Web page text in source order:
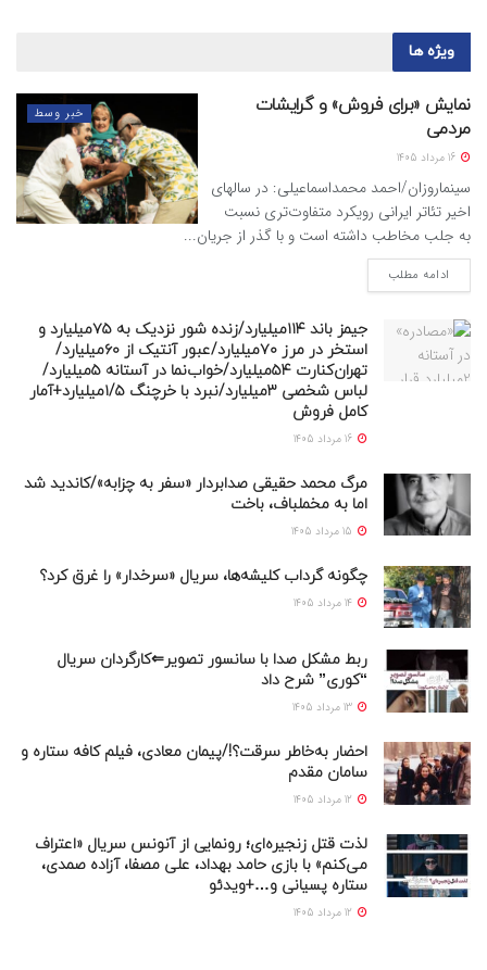
ویژه ها
خبر وسط
نمایش «برای فروش» و گرایشات
مردمی
سینماروزان/احمد محمداسماعیلی: در سالهای
اخیر تئاتر ایرانی رویکرد متفاوت‌تری نسبت
به جلب مخاطب داشته است و با گذر از جریان...
ادامه مطلب
جیمز باند ۱۱۴میلیارد/زنده شور نزدیک به ۷۵میلیارد و
استخر در مرز ۷۰میلیارد/عبور آنتیک از ۶۰میلیارد/
تهران‌کنارت ۵۴میلیارد/خواب‌نما در آستانه ۵میلیارد/
لباس شخصی ۳میلیارد/نبرد با خرچنگ ۱/۵میلیارد+آمار
کامل فروش
مرگ محمد حقیقی صدابردار «سفر به چزابه»/کاندید شد
اما به مخملباف، باخت
چگونه گرداب کلیشه‌ها، سریال «سرخدار» را غرق کرد؟
ربط مشکل صدا با سانسور تصویر⇐کارگردان سریال
“کوری” شرح داد
احضار به‌خاطر سرقت؟!/پیمان معادی، فیلم کافه ستاره و
سامان مقدم
لذت قتل زنجیره‌ای؛ رونمایی از آنونس سریال «اعتراف
می‌کنم» با بازی حامد بهداد، علی مصفا، آزاده صمدی،
ستاره پسیانی و…+ویدئو